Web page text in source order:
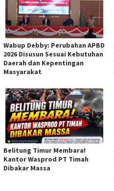
Wabup Debby: Perubahan APBD
2026 Disusun Sesuai Kebutuhan
Daerah dan Kepentingan
Masyarakat
Belitung Timur Membara!
Kantor Wasprod PT Timah
Dibakar Massa